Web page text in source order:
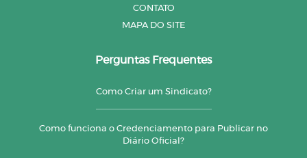
CONTATO
MAPA DO SITE
Perguntas Frequentes
Como Criar um Sindicato?
Como funciona o Credenciamento para Publicar no
Diário Oficial?